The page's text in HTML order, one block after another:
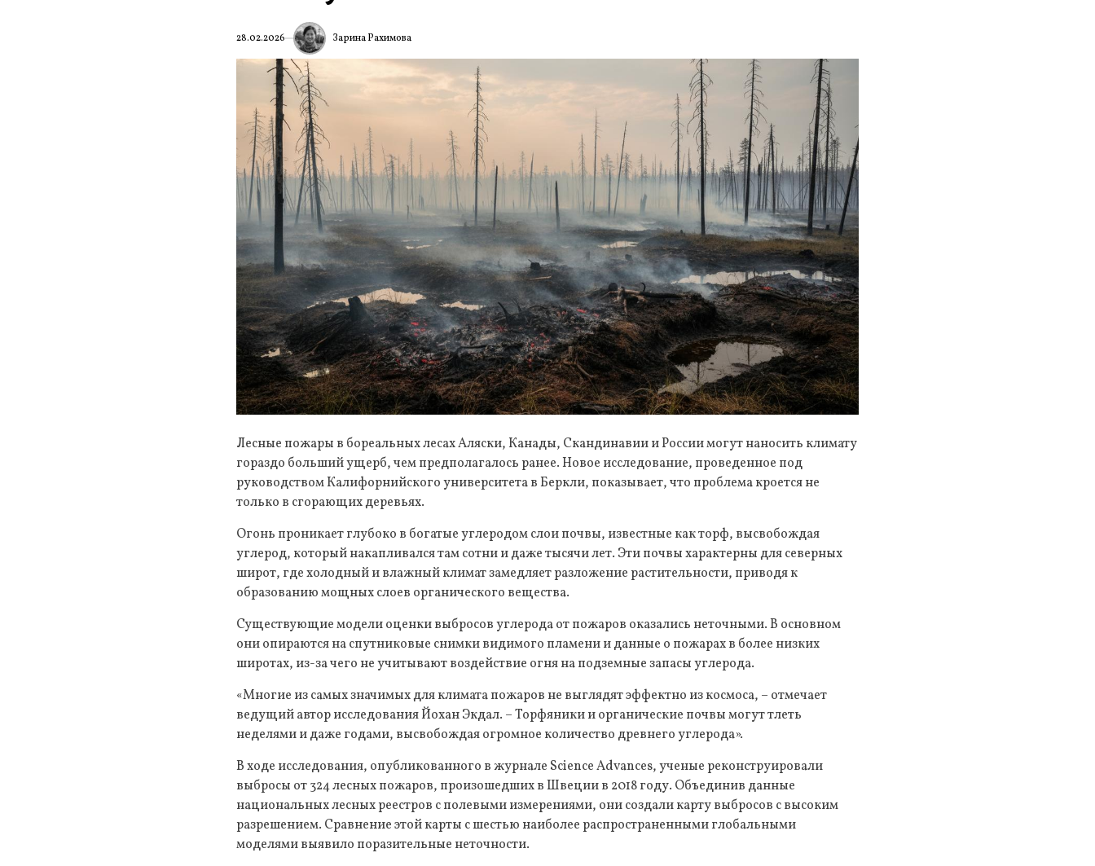
28.02.2026 Зарина Рахимова
Лесные пожары в бореальных лесах Аляски, Канады, Скандинавии и России могут наносить климату
гораздо больший ущерб, чем предполагалось ранее. Новое исследование, проведенное под
руководством Калифорнийского университета в Беркли, показывает, что проблема кроется не
только в сгорающих деревьях.
Огонь проникает глубоко в богатые углеродом слои почвы, известные как торф, высвобождая
углерод, который накапливался там сотни и даже тысячи лет. Эти почвы характерны для северных
широт, где холодный и влажный климат замедляет разложение растительности, приводя к
образованию мощных слоев органического вещества.
Существующие модели оценки выбросов углерода от пожаров оказались неточными. В основном
они опираются на спутниковые снимки видимого пламени и данные о пожарах в более низких
широтах, из-за чего не учитывают воздействие огня на подземные запасы углерода.
«Многие из самых значимых для климата пожаров не выглядят эффектно из космоса, – отмечает
ведущий автор исследования Йохан Экдал. – Торфяники и органические почвы могут тлеть
неделями и даже годами, высвобождая огромное количество древнего углерода».
В ходе исследования, опубликованного в журнале Science Advances, ученые реконструировали
выбросы от 324 лесных пожаров, произошедших в Швеции в 2018 году. Объединив данные
национальных лесных реестров с полевыми измерениями, они создали карту выбросов с высоким
разрешением. Сравнение этой карты с шестью наиболее распространенными глобальными
моделями выявило поразительные неточности.